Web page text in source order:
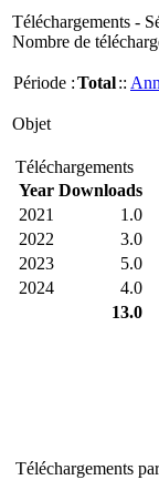
Téléchargements -
Nombre de
Période :Total::
Objet
Téléchargements
Year Downloads
2021
1.0
2022
3.0
2023
5.0
2024
4.0
13.0
Téléchargements